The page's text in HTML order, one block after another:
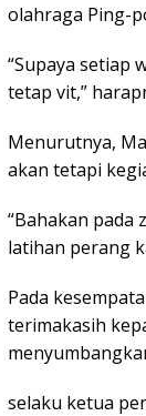
olahraga Ping-
“Supaya setiap
tetap vit,”
Menurutnya,
akan tetapi
“Bahakan pada
latihan perang
Pada
terimakasih
selaku ketua